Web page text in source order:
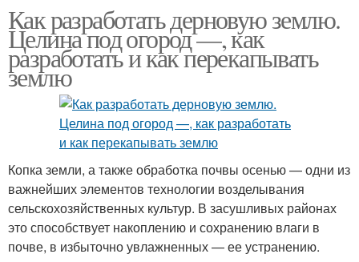
Как разработать дерновую землю.
Целина под огород —, как
разработать и как перекапывать
землю
Копка земли, а также обработка почвы осенью — одни из
важнейших элементов технологии возделывания
сельскохозяйственных культур. В засушливых районах
это способствует накоплению и сохранению влаги в
почве, в избыточно увлажненных — ее устранению.